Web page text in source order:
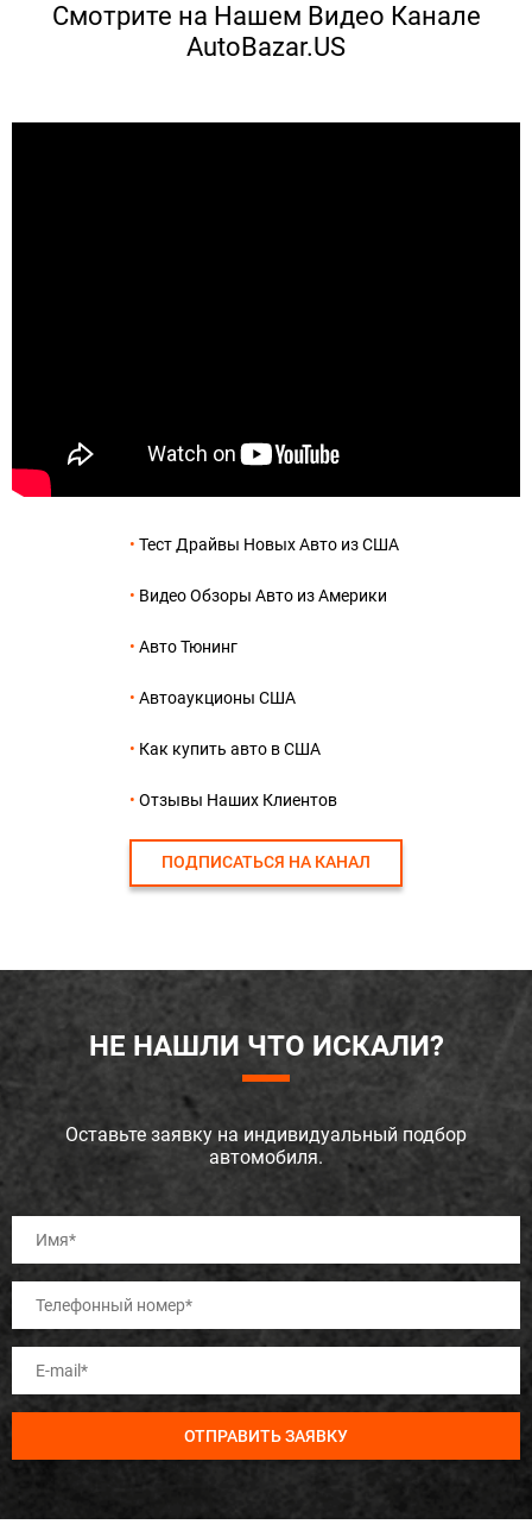
Смотрите на Нашем Видео Канале
AutoBazar.US
Тест Драйвы Новых Авто из США
Видео Обзоры Авто из Америки
Авто Тюнинг
Автоаукционы США
Как купить авто в США
Отзывы Наших Клиентов
ПОДПИСАТЬСЯ НА КАНАЛ
НЕ НАШЛИ ЧТО ИСКАЛИ?
Оставьте заявку на индивидуальный подбор
автомобиля.
ОТПРАВИТЬ ЗАЯВКУ